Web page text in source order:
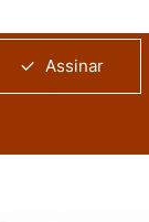
Assinar